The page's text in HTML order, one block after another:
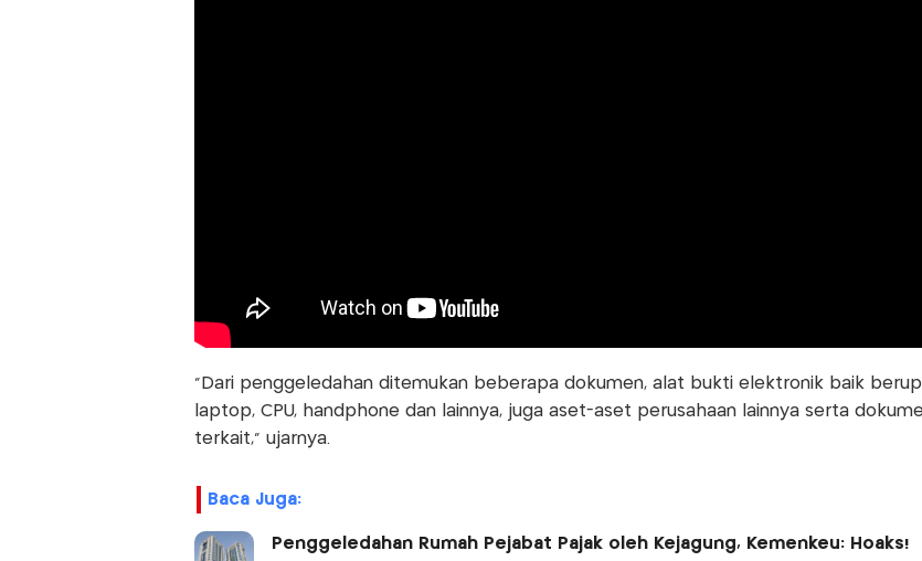
"Dari penggeledahan ditemukan beberapa dokumen, alat bukti elektronik baik
laptop, CPU, handphone dan lainnya, juga aset-aset perusahaan lainnya serta
terkait," ujarnya.
Baca Juga:
Penggeledahan Rumah Pejabat Pajak oleh Kejagung, Kemenkeu: Hoaks!